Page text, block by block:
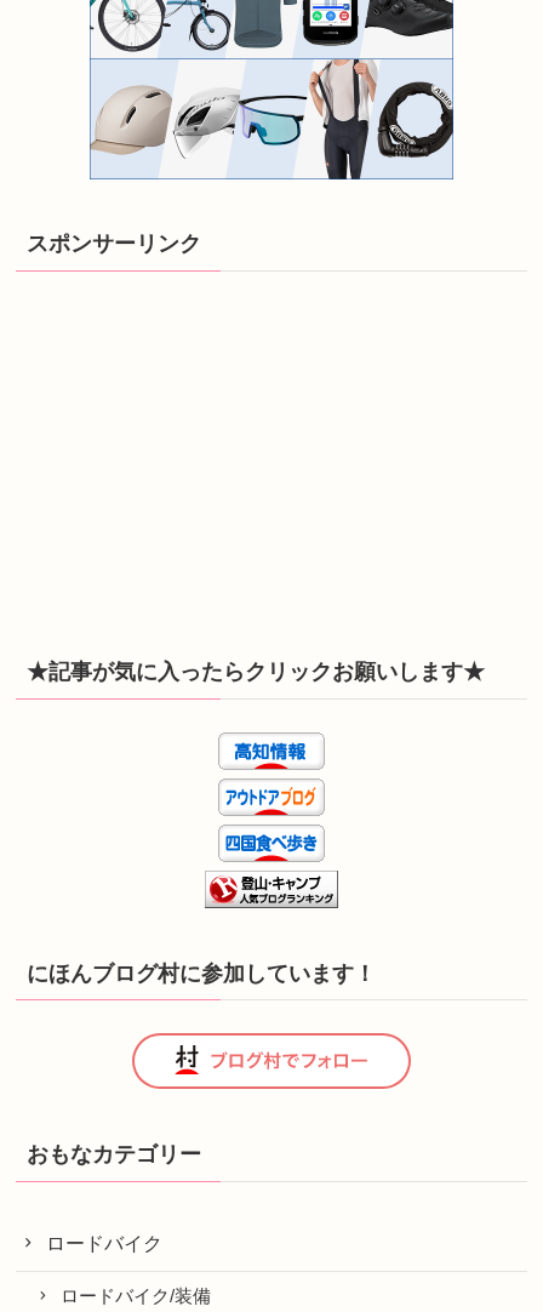
スポンサーリンク
★記事が気に入ったらクリックお願いします★
にほんブログ村に参加しています！
おもなカテゴリー
ロードバイク
ロードバイク/装備